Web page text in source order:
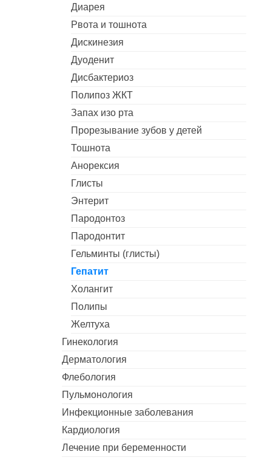
Диарея
Рвота и тошнота
Дискинезия
Дуоденит
Дисбактериоз
Полипоз ЖКТ
Запах изо рта
Прорезывание зубов у детей
Тошнота
Анорексия
Глисты
Энтерит
Пародонтоз
Пародонтит
Гельминты (глисты)
Гепатит
Холангит
Полипы
Желтуха
Гинекология
Дерматология
Флебология
Пульмонология
Инфекционные заболевания
Кардиология
Лечение при беременности